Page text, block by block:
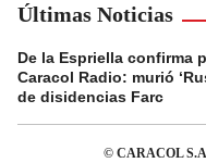
Últimas Noticias
De la Espriella confirma
Caracol Radio: murió
de disidencias Farc
© CARACOL